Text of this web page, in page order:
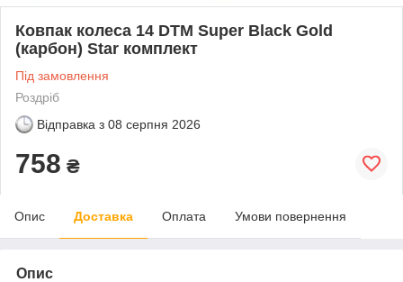
Ковпак колеса 14 DTM Super Black Gold
(карбон) Star комплект
Під замовлення
Роздріб
Відправка з 08 серпня 2026
758 ₴
Опис Доставка Оплата Умови повернення
Опис